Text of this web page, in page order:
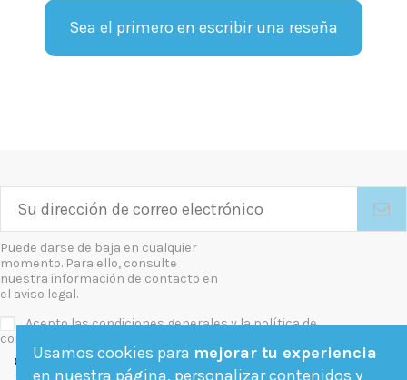
Sea el primero en escribir una reseña
Puede darse de baja en cualquier
momento. Para ello, consulte
nuestra información de contacto en
el aviso legal.
Acepto las condiciones generales y la política de
confidencialidad
Contact us
Usamos cookies para mejorar tu experiencia
en nuestra página, personalizar contenidos y